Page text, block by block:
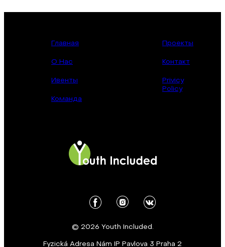
Главная
О Нас
Ивенты
Команда
Проекты
Контакт
Privicy
Policy
© 2026 Youth Included.
Fyzická Adresa Nám IP Pavlova 3 Praha 2